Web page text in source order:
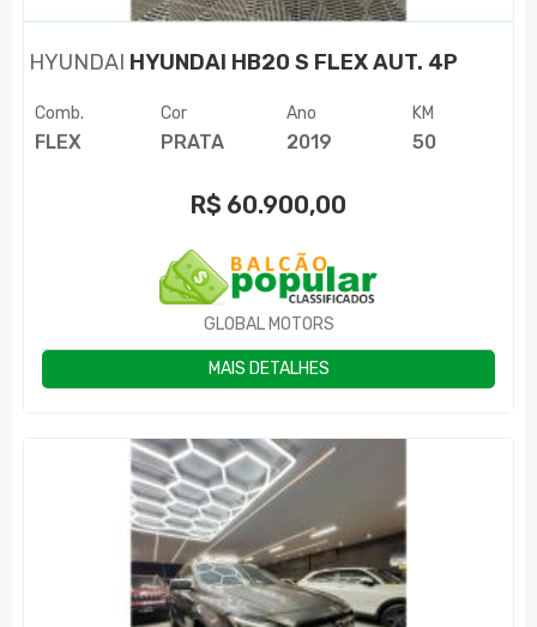
HYUNDAI HYUNDAI HB20 S FLEX AUT. 4P
Comb.
FLEX
Cor
PRATA
Ano
2019
KM
50
R$ 60.900,00
GLOBAL MOTORS
MAIS DETALHES